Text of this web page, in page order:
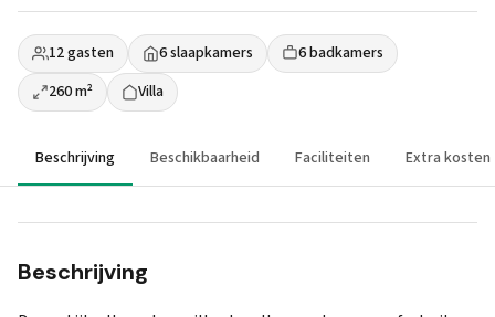
12 gasten 6 slaapkamers
6 badkamers
260 m²
Villa
Beschrijving Beschikbaarheid Faciliteiten Extra kosten
Beschrijving